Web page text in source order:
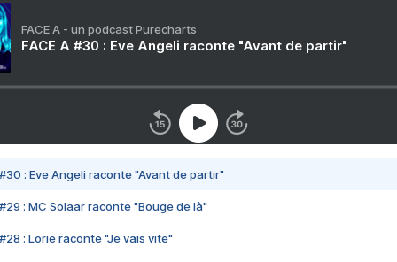
FACE A - un podcast Purecharts
FACE A #30 : Eve Angeli raconte "Avant de partir"
#30 : Eve Angeli raconte "Avant de partir"
#29 : MC Solaar raconte "Bouge de là"
#28 : Lorie raconte "Je vais vite"